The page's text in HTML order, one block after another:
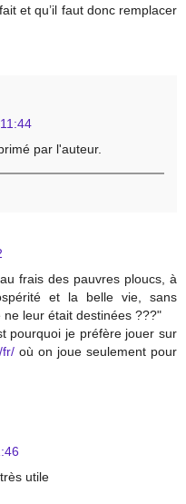
et qu’il faut donc remplacer
par l'auteur.
frais des pauvres ploucs, à
et la belle vie, sans
leur était destinées ???"
pourquoi je préfère jouer sur
fr/ où on joue seulement pour
utile